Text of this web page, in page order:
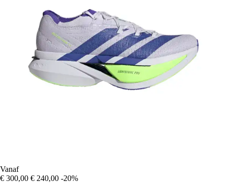
Vanaf
€ 300,00 € 240,00 -20%